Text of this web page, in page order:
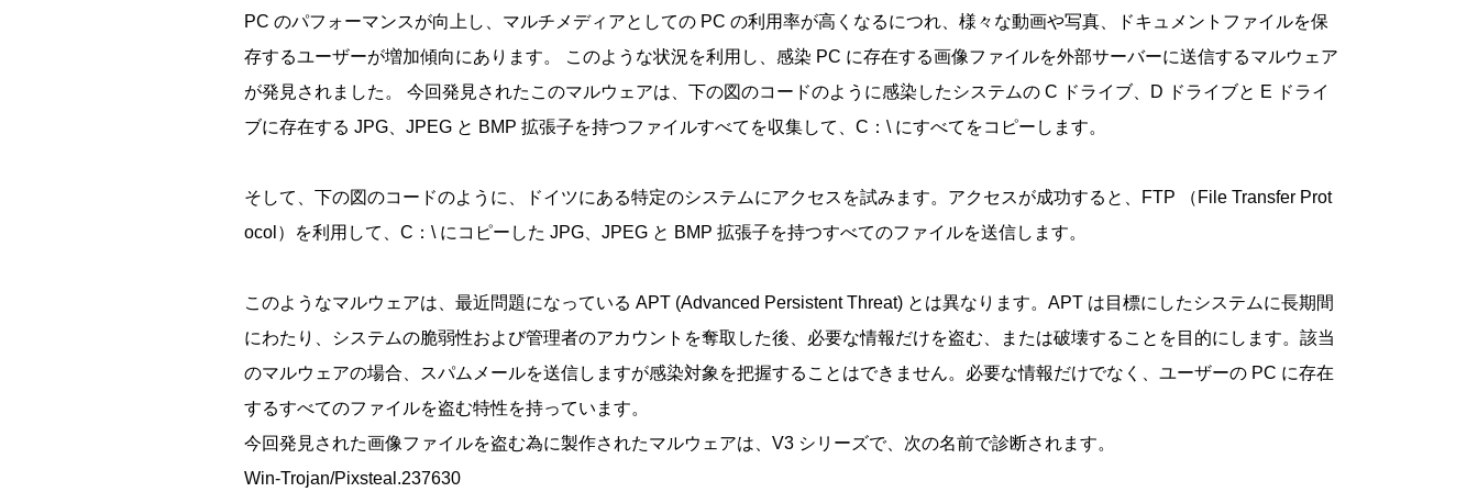
PC のパフォーマンスが向上し、マルチメディアとしての PC の利用率が高くなるにつれ、様々な動画や写真、ドキュメントファイルを保
存するユーザーが増加傾向にあります。 このような状況を利用し、感染 PC に存在する画像ファイルを外部サーバーに送信するマルウェア
が発見されました。 今回発見されたこのマルウェアは、下の図のコードのように感染したシステムの C ドライブ、D ドライブと E ドライ
ブに存在する JPG、JPEG と BMP 拡張子を持つファイルすべてを収集して、C：\ にすべてをコピーします。
そして、下の図のコードのように、ドイツにある特定のシステムにアクセスを試みます。アクセスが成功すると、FTP （File Transfer Prot
ocol）を利用して、C：\ にコピーした JPG、JPEG と BMP 拡張子を持つすべてのファイルを送信します。
このようなマルウェアは、最近問題になっている APT (Advanced Persistent Threat) とは異なります。APT は目標にしたシステムに長期間
にわたり、システムの脆弱性および管理者のアカウントを奪取した後、必要な情報だけを盗む、または破壊することを目的にします。該当
のマルウェアの場合、スパムメールを送信しますが感染対象を把握することはできません。必要な情報だけでなく、ユーザーの PC に存在
するすべてのファイルを盗む特性を持っています。
今回発見された画像ファイルを盗む為に製作されたマルウェアは、V3 シリーズで、次の名前で診断されます。
Win-Trojan/Pixsteal.237630